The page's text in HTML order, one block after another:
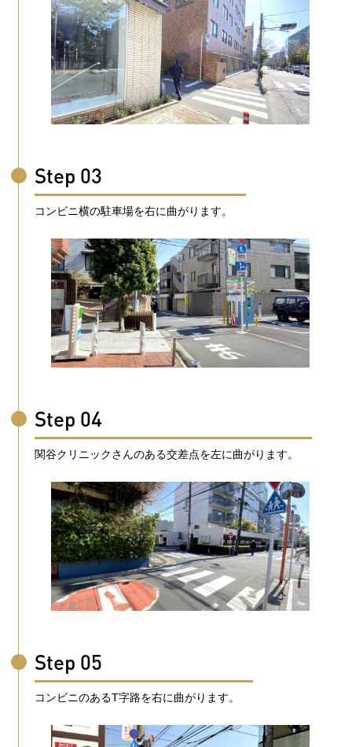
Step 03
コンビニ横の駐車場を右に曲がります。
Step 04
関谷クリニックさんのある交差点を左に曲がります。
Step 05
コンビニのあるT字路を右に曲がります。